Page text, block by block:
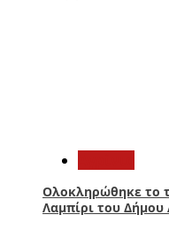
Ολοκληρώθηκε το
Λαμπίρι του Δήμου